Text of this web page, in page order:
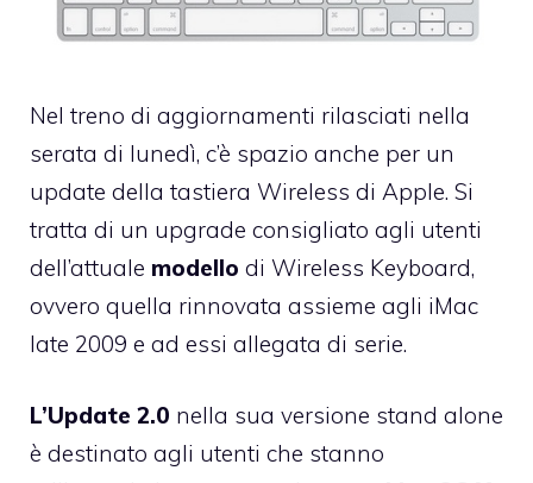
Nel treno di aggiornamenti rilasciati nella
serata di lunedì, c’è spazio anche per un
update della tastiera Wireless di Apple. Si
tratta di un upgrade consigliato agli utenti
dell’attuale modello di Wireless Keyboard,
ovvero quella rinnovata assieme agli iMac
late 2009 e ad essi allegata di serie.
L’Update 2.0 nella sua versione stand alone
è destinato agli utenti che stanno